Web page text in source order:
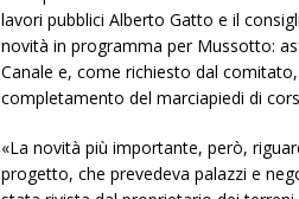
lavori pubblici Alberto Gatto e il
novità in programma per Mussotto:
Canale e, come richiesto dal
completamento del marciapiedi di
«La novità più importante, però,
progetto, che prevedeva palazzi e